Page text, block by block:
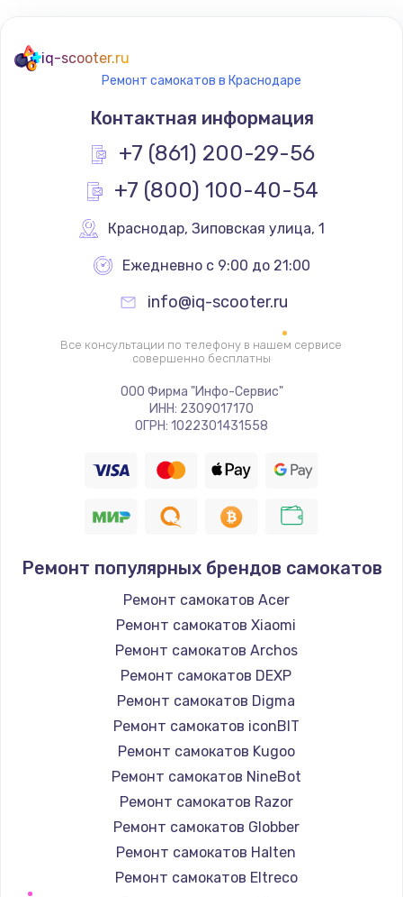
Замена термостата
1200 руб.
Заказать
Замена реле
Замена термопредохранителя
700 руб.
Заказать
Замена ТЭНа
2500 руб.
1400 руб.
Замена / ремонт электронного модуля
управления
600 руб.
Замена конфорки
1100 руб.
Замена платы сенсора
900 руб.
iq-scooter.ru
Ремонт самокатов в Краснодаре
Контактная информация
+7 (861) 200-29-56
+7 (800) 100-40-54
Краснодар, Зиповская улица, 1
Ежедневно с 9:00 до 21:00
info@iq-scooter.ru
Все консультации по телефону в нашем сервисе
совершенно бесплатны
ООО Фирма "Инфо-Сервис"
ИНН: 2309017170
ОГРН: 1022301431558
Ремонт популярных брендов самокатов
Ремонт самокатов Acer
Ремонт самокатов Xiaomi
Ремонт самокатов Archos
Ремонт самокатов DEXP
Ремонт самокатов Digma
Ремонт самокатов iconBIT
Ремонт самокатов Kugoo
Ремонт самокатов NineBot
Ремонт самокатов Razor
Ремонт самокатов Globber
Ремонт самокатов Halten
Ремонт самокатов Eltreco